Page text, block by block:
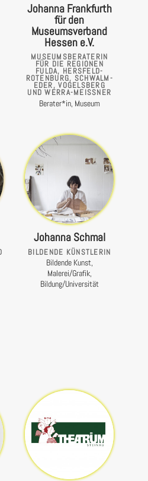
Johanna Frankfurth
für den
Museumsverband
Hessen e.V.
MUSEUMSBERATERIN
FÜR DIE REGIONEN
FULDA, HERSFELD-
ROTENBURG, SCHWALM-
EDER, VOGELSBERG
UND WERRA-MEISSNER
Berater*in, Museum
Johanna Schmal
BILDENDE KÜNSTLERIN
Bildende Kunst,
Malerei/Grafik,
Bildung/Universität